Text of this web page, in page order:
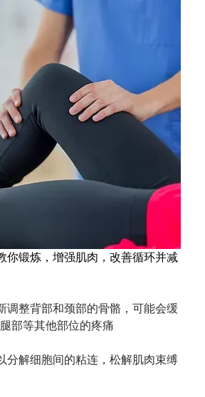
你锻炼，增强肌肉，改善循环并减
调整背部和颈部的骨骼，可能会缓
部等其他部位的疼痛
分解细胞间的粘连，松解肌肉束缚